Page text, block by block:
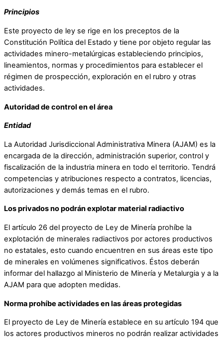
Principios
Este proyecto de ley se rige en los preceptos de la
Constitución Política del Estado y tiene por objeto regular las
actividades minero-metalúrgicas estableciendo principios,
lineamientos, normas y procedimientos para establecer el
régimen de prospección, exploración en el rubro y otras
actividades.
Autoridad de control en el área
Entidad
La Autoridad Jurisdiccional Administrativa Minera (AJAM) es la
encargada de la dirección, administración superior, control y
fiscalización de la industria minera en todo el territorio. Tendrá
competencias y atribuciones respecto a contratos, licencias,
autorizaciones y demás temas en el rubro.
Los privados no podrán explotar material radiactivo
El artículo 26 del proyecto de Ley de Minería prohíbe la
explotación de minerales radiactivos por actores productivos
no estatales, esto cuando encuentren en sus áreas este tipo
de minerales en volúmenes significativos. Éstos deberán
informar del hallazgo al Ministerio de Minería y Metalurgia y a la
AJAM para que adopten medidas.
Norma prohíbe actividades en las áreas protegidas
El proyecto de Ley de Minería establece en su artículo 194 que
los actores productivos mineros no podrán realizar actividades